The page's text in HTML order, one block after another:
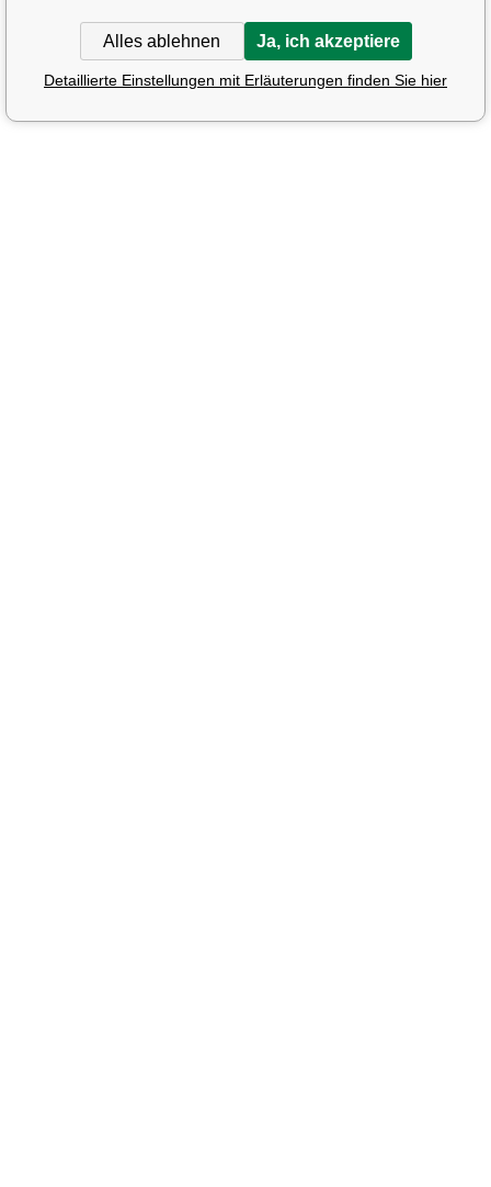
Alles ablehnen Ja, ich akzeptiere
Detaillierte Einstellungen mit Erläuterungen finden Sie hier